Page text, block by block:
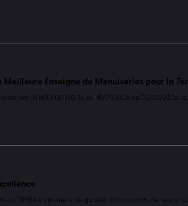
Meilleure Enseigne de Menuiseries pour la
par IN MARKETING SL du 18/01/2026 au 02/02/2026,
de TRYBA en matière de qualité, d'innovation, de